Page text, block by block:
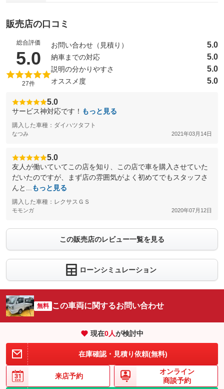
販売店の口コミ
総合評価
5.0 （5点満点中）
27件
お問い合わせ（見積り） 5.0
納車までの対応 5.0
説明の分かりやすさ 5.0
オススメ度 5.0
5.0
サービス神対応です！ もっと見る
購入した車種：ダイハツタフト
なつみ 2021年03月14日
5.0
友人が働いていてこの店を知り、この店で車を購入させていた
だいたのですが、まず店の雰囲気がよく初めてでもスタッフさ
んと...
もっと見る
購入した車種：レクサスＧＳ
モモンガ 2020年07月12日
この販売店のレビュー一覧を見る
ローンシミュレーション
無料 この車両に関するお問い合わせ
現在0人が検討中
在庫確認・見積り依頼(無料)
来店予約
オンライン
商談予約